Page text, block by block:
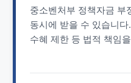
중소벤처부 정책자금 부
동시에 받을 수 있습니
수혜 제한 등 법적 책임